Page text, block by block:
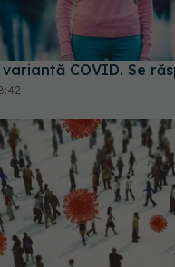
variantă COVID. Se